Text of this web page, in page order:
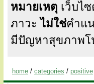
หมายเหตุ เว็บไ
ภาวะไม่ใช่คำแ
มีปัญหาสุขภาพโ
home / categories / positive